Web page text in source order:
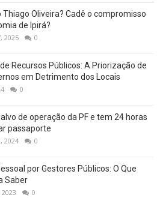
Thiago Oliveira? Cadê o compromisso
de Ipirá?
2025 0
Recursos Públicos: A Priorização de
em Detrimento dos Locais
0
de operação da PF e tem 24 horas
passaporte
2024 0
por Gestores Públicos: O Que
Saber
0